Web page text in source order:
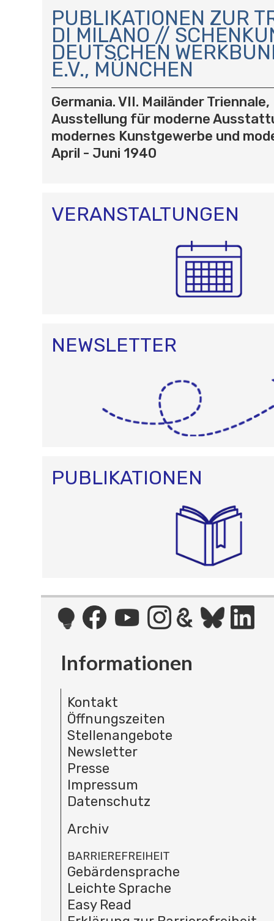
A
V
I
G
A
T
I
O
N
PUBLIKATIONEN ZUR
DI MILANO //
DEUTSCHEN
E.V., MÜNCHEN
Germania. VII. Mailänder
Ausstellung für moderne
modernes Kunstgewerbe und
April - Juni 1940
VERANSTALTUNGEN
NEWSLETTER
PUBLIKATIONEN
Informationen
Kontakt
Öffnungszeiten
Stellenangebote
Newsletter
Presse
Impressum
Datenschutz
Archiv
BARRIEREFREIHEIT
Gebärdensprache
Leichte Sprache
Easy Read